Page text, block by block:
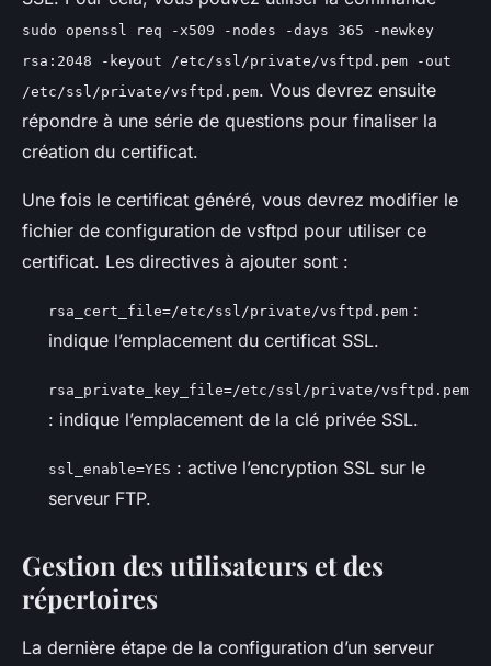
sudo openssl req -x509 -nodes -days 365 -newkey
rsa:2048 -keyout /etc/ssl/private/vsftpd.pem -out
/etc/ssl/private/vsftpd.pem. Vous devrez ensuite
répondre à une série de questions pour finaliser la
création du certificat.
Une fois le certificat généré, vous devrez modifier le
fichier de configuration de vsftpd pour utiliser ce
certificat. Les directives à ajouter sont :
rsa_cert_file=/etc/ssl/private/vsftpd.pem :
indique l’emplacement du certificat SSL.
rsa_private_key_file=/etc/ssl/private/vsftpd.pem
: indique l’emplacement de la clé privée SSL.
ssl_enable=YES : active l’encryption SSL sur le
serveur FTP.
Gestion des utilisateurs et des
répertoires
La dernière étape de la configuration d’un serveur